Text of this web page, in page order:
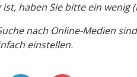
haben Sie bitte ein wenig
nach Online-Medien
einstellen.